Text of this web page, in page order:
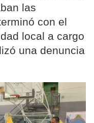
las
con el
local a cargo
una denuncia